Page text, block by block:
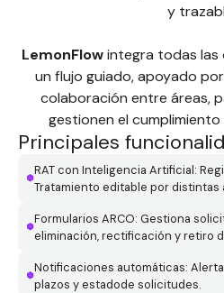
y
LemonFlowintegra todas las
un flujo guiado, apoyado
colaboración entre áreas,
gestionen el cumplimiento
Principales
RAT con Inteligencia Artificial:
Tratamiento editable por distintas
Formularios ARCO: Gestiona
eliminación, rectificación y retiro
Notificaciones automáticas:
plazos y estadode solicitudes.